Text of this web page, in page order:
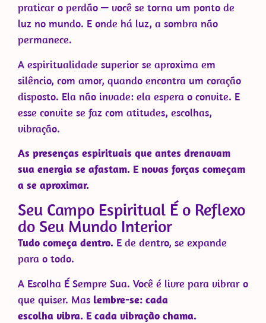
praticar o perdão — você se torna um ponto de
luz no mundo. E onde há luz, a sombra não
permanece.
A espiritualidade superior se aproxima em
silêncio, com amor, quando encontra um coração
disposto. Ela não invade: ela espera o convite. E
esse convite se faz com atitudes, escolhas,
vibração.
As presenças espirituais que antes drenavam
sua energia se afastam. E novas forças começam
a se aproximar.
Seu Campo Espiritual É o Reflexo
do Seu Mundo Interior
Tudo começa dentro. E de dentro, se expande
para o todo.
A Escolha É Sempre Sua. Você é livre para vibrar o
que quiser. Mas lembre-se: cada
escolha vibra. E cada vibração chama.